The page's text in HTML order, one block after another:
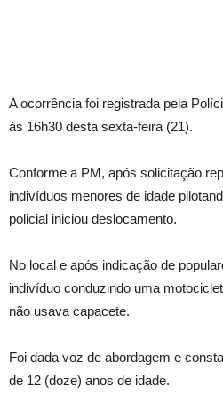
A ocorrência foi registrada pela
às 16h30 desta sexta-feira (21).
Conforme a PM, após solicitação
indivíduos menores de idade
policial iniciou deslocamento.
No local e após indicação de
indivíduo conduzindo uma
não usava capacete.
Foi dada voz de abordagem e
de 12 (doze) anos de idade.